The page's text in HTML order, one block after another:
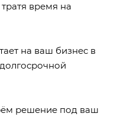
время на
на ваш бизнес в
решение под ваш